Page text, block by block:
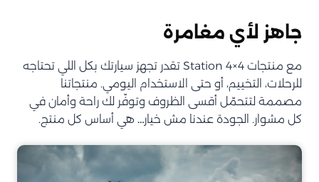
جاهز لأي مغامرة
مع منتجات Station 4×4 تقدر تجهز سيارتك بكل اللي تحتاجه
للرحلات، التخييم، أو حتى الاستخدام اليومي. منتجاتنا
مصممة لتتحمّل أقسى الظروف وتوفّر لك راحة وأمان في
كل مشوار. الجودة عندنا مش خيار… هي أساس كل منتج.